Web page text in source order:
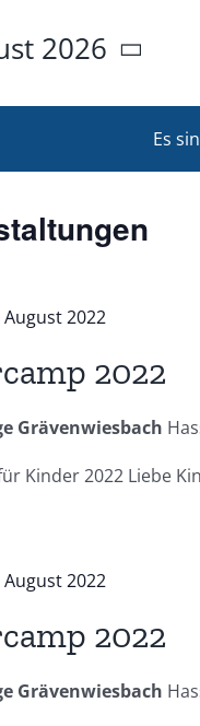
Es
2026
August 2022
2022
Grävenwiesbach
Kinder 2022 Liebe
August 2022
2022
Grävenwiesbach